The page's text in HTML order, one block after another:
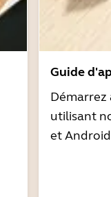
Guide
utilisant
et Android